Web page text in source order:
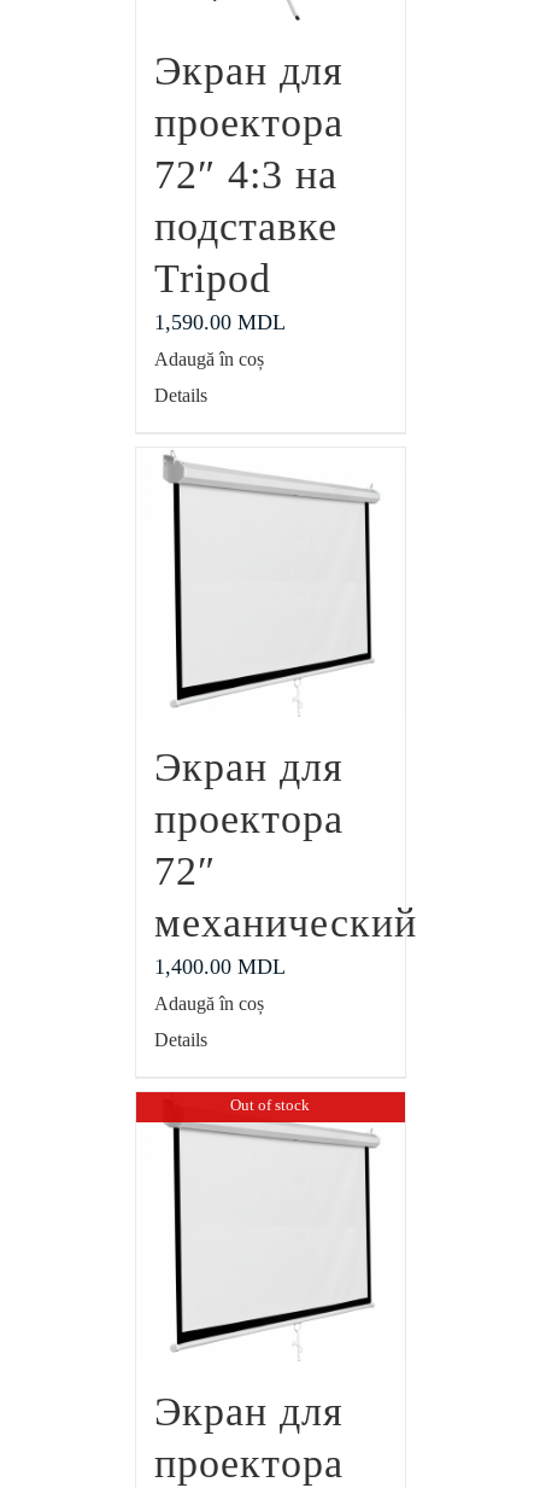
Экран для
проектора
72″ 4:3 на
подставке
Tripod
1,590.00 MDL
Adaugă în coș
Details
Экран для
проектора
72″
механический
1,400.00 MDL
Adaugă în coș
Details
Out of stock
Экран для
проектора